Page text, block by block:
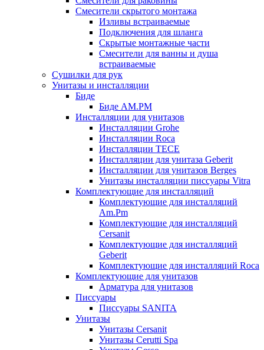
Смесители скрытого монтажа
Изливы встраиваемые
Подключения для шланга
Скрытые монтажные части
Смесители для ванны и душа
встраиваемые
Сушилки для рук
Унитазы и инсталляции
Биде
Биде AM.PM
Инсталляции для унитазов
Инсталляции Grohe
Инсталляции Roca
Инсталляции TECE
Инсталляции для унитаза Geberit
Инсталляции для унитазов Berges
Унитазы инсталляции писсуары Vitra
Комплектующие для инсталляций
Комплектующие для инсталляций
Am.Pm
Комплектующие для инсталляций
Cersanit
Комплектующие для инсталляций
Geberit
Комплектующие для инсталляций Roca
Комплектующие для унитазов
Арматура для унитазов
Писсуары
Писсуары SANITA
Унитазы
Унитазы Cersanit
Унитазы Cerutti Spa